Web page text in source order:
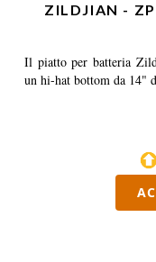
ZILDJIAN -
Il piatto per batteria
un hi-hat bottom da 14"